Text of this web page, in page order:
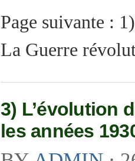
Page suivante :
La Guerre
3) L’évolution
les années